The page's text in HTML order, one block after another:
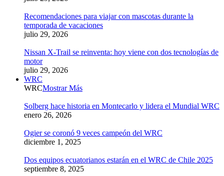
Recomendaciones para viajar con mascotas durante la
temporada de vacaciones
julio 29, 2026
Nissan X-Trail se reinventa: hoy viene con dos tecnologías de
motor
julio 29, 2026
WRC
WRCMostrar Más
Solberg hace historia en Montecarlo y lidera el Mundial WRC
enero 26, 2026
Ogier se coronó 9 veces campeón del WRC
diciembre 1, 2025
Dos equipos ecuatorianos estarán en el WRC de Chile 2025
septiembre 8, 2025